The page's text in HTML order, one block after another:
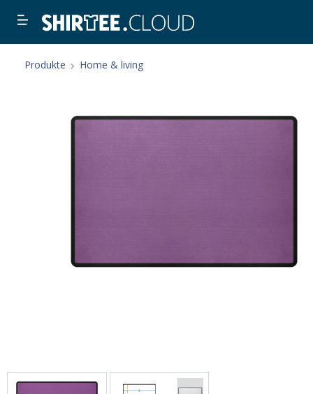
Produkte Home & living